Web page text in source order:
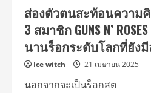
ดู
ตำ
นา
นร็
อก
แอนด์
โรล
“กัน
ส์
แอนด์
ส่องตัวตนสะท้อนความ
3 สมาชิก GUNS N’
นานร็อกระดับโลกที่ยัง
Ice witch 21 เมษายน 2025
นอกจากจะเป็นร็อกสต